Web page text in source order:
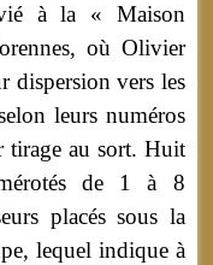
à la « Maison
où Olivier
dispersion vers les
leurs numéros
tirage au sort. Huit
de 1 à 8
placés sous la
lequel indique à